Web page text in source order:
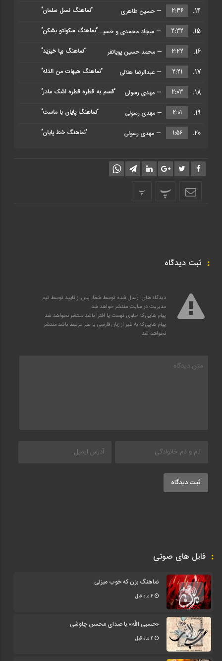
14. “نماهنگ نسل سلمان” — حسین طاهری 2:36
15. “نماهنگ سکوتتو بشکن” — سجاد محمدی و حسین خلجی 2:32
16. “نماهنگ بپا خیزید” — محمد حسین پویانفر 2:22
17. “نماهنگ هیهات من الذله” — عبدالرضا هلالی 2:21
18. “قسم به قطره قطره اشک مادر” — مهدی رسولی 2:03
19. “نماهنگ پایان با ماست” — مهدی رسولی 2:01
20. “نماهنگ خط پایان” — مهدی رسولی 1:56
پ پ
ثبت دیدگاه
دیدگاه های ارسال شده توسط شما، پس از تایید توسط تیم
مدیریت در سایت منتشر خواهد شد.
پیام هایی که حاوی تهمت یا افترا باشد منتشر نخواهد شد.
پیام هایی که به غیر از زبان فارسی یا غیر مرتبط باشد منتشر
نخواهد شد.
ثبت دیدگاه
فایل های صوتی
نماهنگ بزن که خوب میزنی
4 ماه قبل
«حسبی الله» با صدای محسن چاوشی
4 ماه قبل